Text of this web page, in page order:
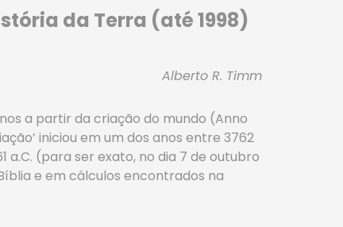
da Terra (até 1998)
Alberto R. Timm
a partir da criação do mundo (Anno
iniciou em um dos anos entre 3762
a.C. (para ser exato, no dia 7 de outubro
e em cálculos encontrados na